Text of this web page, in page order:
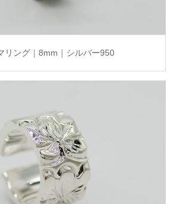
リング｜8mm｜シルバー950